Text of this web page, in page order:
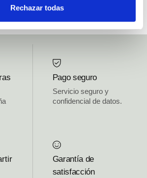
Rechazar todas
Pago seguro
Servicio seguro y
confidencial de datos.
Garantía de
satisfacción